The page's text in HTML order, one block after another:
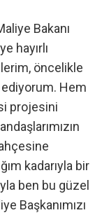
Bakanı
hayırlı
öncelikle
ediyorum. Hem
projesini
kadarıyla bir
ben bu güzel
Başkanımızı